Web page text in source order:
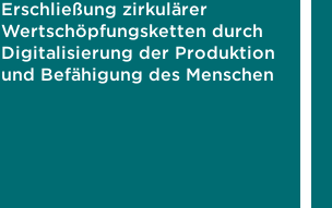
Erschließung zirkulärer
Wertschöpfungsketten durch
Digitalisierung der Produktion
und Befähigung des Menschen